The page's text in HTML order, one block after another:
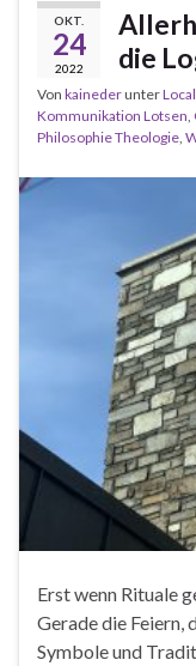
OKT.
24
2022
die
Von kainederunter
Kommunikation Lotsen,
Philosophie Theologie,
Erst wenn Rituale
Gerade die Feiern,
Symbole und